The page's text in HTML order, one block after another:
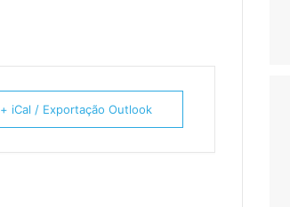
+ iCal / Exportação Outlook